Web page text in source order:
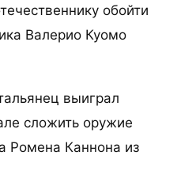
обойти
Валерио Куомо
выиграл
сложить оружие
Ромена Каннона из